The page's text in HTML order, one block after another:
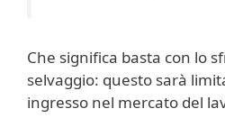
Che significa basta con lo
selvaggio: questo sarà
ingresso nel mercato del